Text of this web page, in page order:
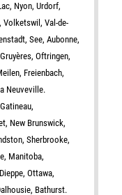
Nyon, Urdorf,
Volketswil, Val-de-
See, Aubonne,
Oftringen,
Freienbach,
Neuveville.
New Brunswick,
Sherbrooke,
Manitoba,
Ottawa,
Bathurst.